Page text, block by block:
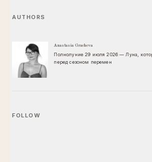
AUTHORS
Anastasia Gracheva
Полнолуние 29 июля 2026 — Луна,
перед сезоном перемен
FOLLOW